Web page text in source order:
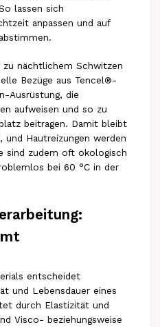
lassen sich
anpassen und auf
zu nächtlichem Schwitzen
Bezüge aus Tencel®-
Ausrüstung, die
aufweisen und so zu
beitragen. Damit bleibt
Hautreizungen werden
sind zudem oft ökologisch
bei 60 °C in der
entscheidet
und Lebensdauer eines
durch Elastizität und
Visco- beziehungsweise